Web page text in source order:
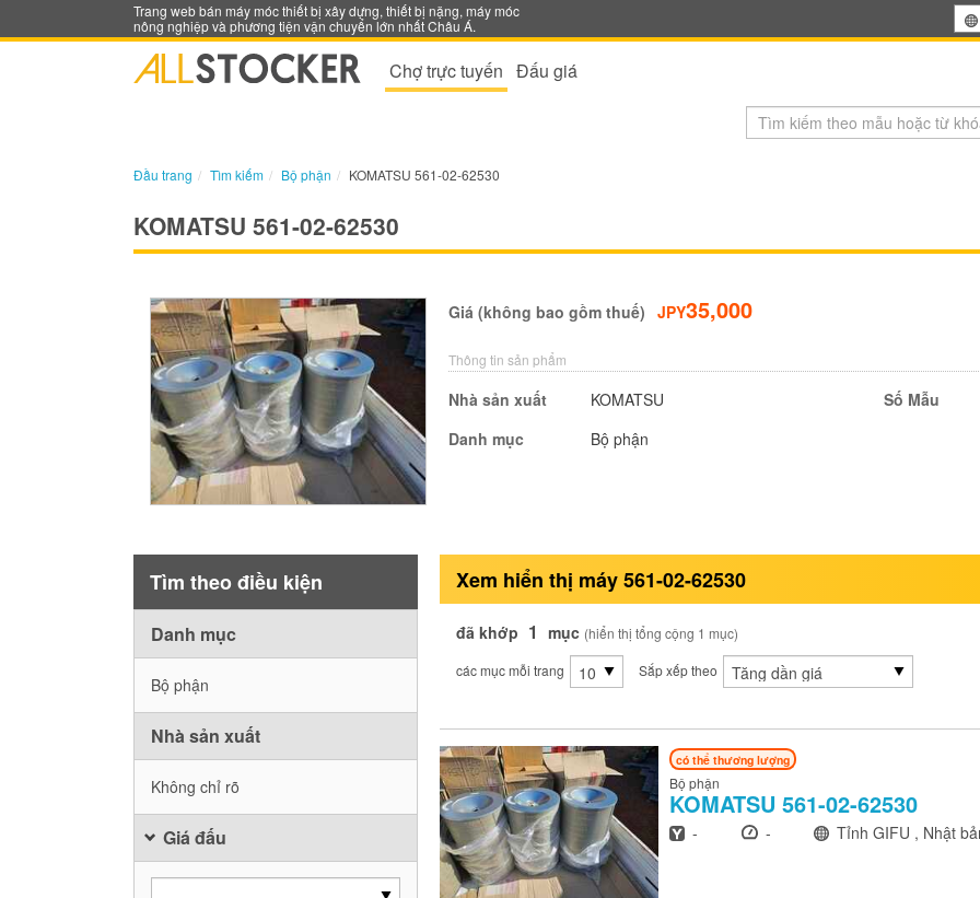
Trang web bán máy móc thiết bị xây dựng, thiết bị nặng, máy móc
nông nghiệp và phương tiện vận chuyển lớn nhất Châu Á.
Chợ trực tuyến Đấu giá
Đầu trang Tìm kiếm Bộ phận KOMATSU 561-02-62530
KOMATSU 561-02-62530
Giá (không bao gồm thuế) JPY35,000
Thông tin sản phẩm
Nhà sản xuất
KOMATSU
Danh mục
Bộ phận
Số Mẫu
Tìm theo điều kiện
Danh mục
Bộ phận
Nhà sản xuất
Không chỉ rõ
Giá đấu
Xem hiển thị máy 561-02-62530
đã khớp 1 mục (hiển thị tổng cộng 1 mục)
các mục mỗi trang
Sắp xếp theo
có thể thương lượng
Bộ phận
KOMATSU 561-02-62530
Năm
- Giờ
- Địa điểm
Tỉnh GIFU , Nhật